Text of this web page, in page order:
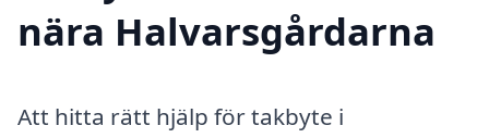
nära Halvarsgårdarna
Att hitta rätt hjälp för takbyte i